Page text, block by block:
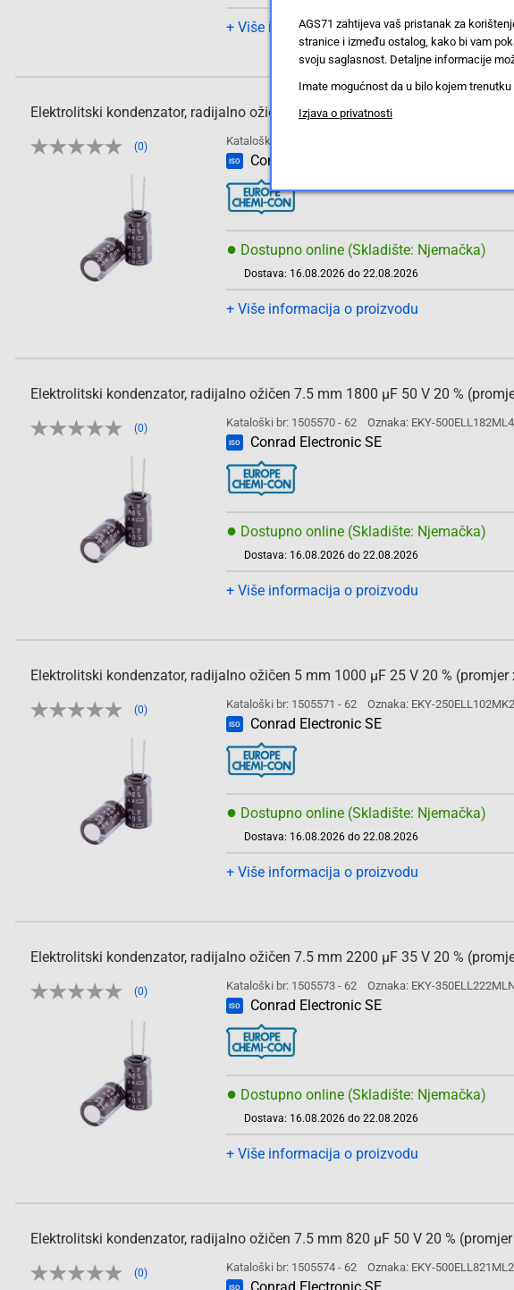
+ Više informacija o proizvodu
Elektrolitski kondenzator, radijalno ožičen 7.5 mm 560 µF 50 V 20 %
(0) Kataloški br: 1505569 - 62
ISO Conrad Electronic SE
● Dostupno online (Skladište: Njemačka)
Dostava: 16.08.2026 do 22.08.2026
+ Više informacija o proizvodu
Elektrolitski kondenzator, radijalno ožičen 7.5 mm 1800 µF 50 V 20 %
(0) Kataloški br: 1505570 - 62 Oznaka: EKY-
ISO Conrad Electronic SE
● Dostupno online (Skladište: Njemačka)
Dostava: 16.08.2026 do 22.08.2026
+ Više informacija o proizvodu
Elektrolitski kondenzator, radijalno ožičen 5 mm 1000 µF 25 V 20 %
(0) Kataloški br: 1505571 - 62 Oznaka: EKY-
ISO Conrad Electronic SE
● Dostupno online (Skladište: Njemačka)
Dostava: 16.08.2026 do 22.08.2026
+ Više informacija o proizvodu
Elektrolitski kondenzator, radijalno ožičen 7.5 mm 2200 µF 35 V 20 %
(0) Kataloški br: 1505573 - 62 Oznaka: EKY-
ISO Conrad Electronic SE
● Dostupno online (Skladište: Njemačka)
Dostava: 16.08.2026 do 22.08.2026
+ Više informacija o proizvodu
Elektrolitski kondenzator, radijalno ožičen 7.5 mm 820 µF 50 V 20 %
(0) Kataloški br: 1505574 - 62 Oznaka: EKY-
ISO
AGS71 zahtijeva vaš pristanak za
stranice i između ostalog, kako bi vam
svoju saglasnost. Detaljne informacije
Imate mogućnost da u bilo kojem
Izjava o privatnosti